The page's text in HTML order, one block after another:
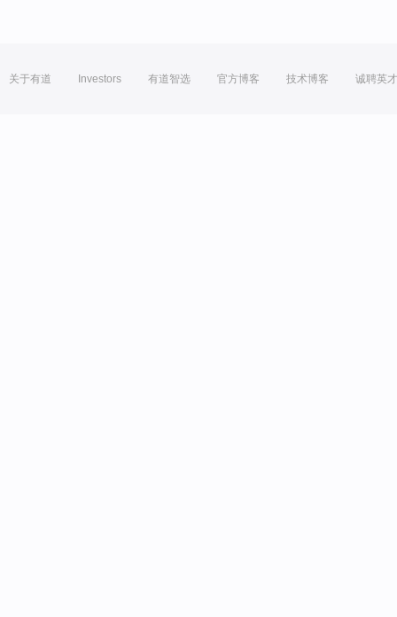
关于有道 Investors 有道智选 官方博客 技术博客 诚聘英才